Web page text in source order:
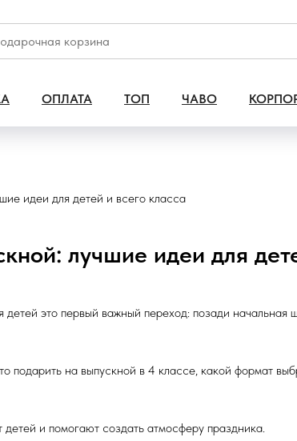
ОПЛАТА ТОП ЧАВО
идеи для детей и всего класса
лучшие идеи для
это первый важный переход: позади начальная
подарить на выпускной в 4 классе, какой формат
и помогают создать атмосферу праздника.